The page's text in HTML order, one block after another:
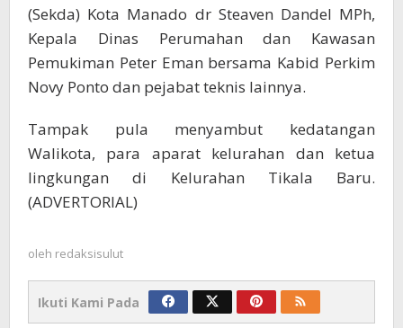
(Sekda) Kota Manado dr Steaven Dandel MPh,
Kepala Dinas Perumahan dan Kawasan
Pemukiman Peter Eman bersama Kabid Perkim
Novy Ponto dan pejabat teknis lainnya.
Tampak pula menyambut kedatangan
Walikota, para aparat kelurahan dan ketua
lingkungan di Kelurahan Tikala Baru.
(ADVERTORIAL)
oleh redaksisulut
Ikuti Kami Pada